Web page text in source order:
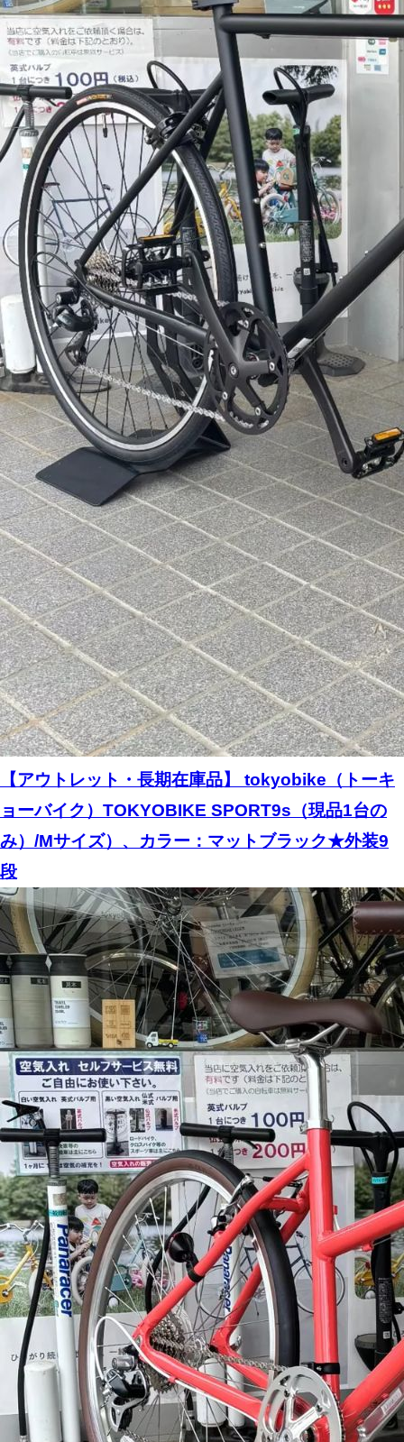
【アウトレット・長期在庫品】 tokyobike（トーキ
ョーバイク）TOKYOBIKE SPORT9s（現品1台の
み）/Mサイズ）、カラー：マットブラック★外装9
段